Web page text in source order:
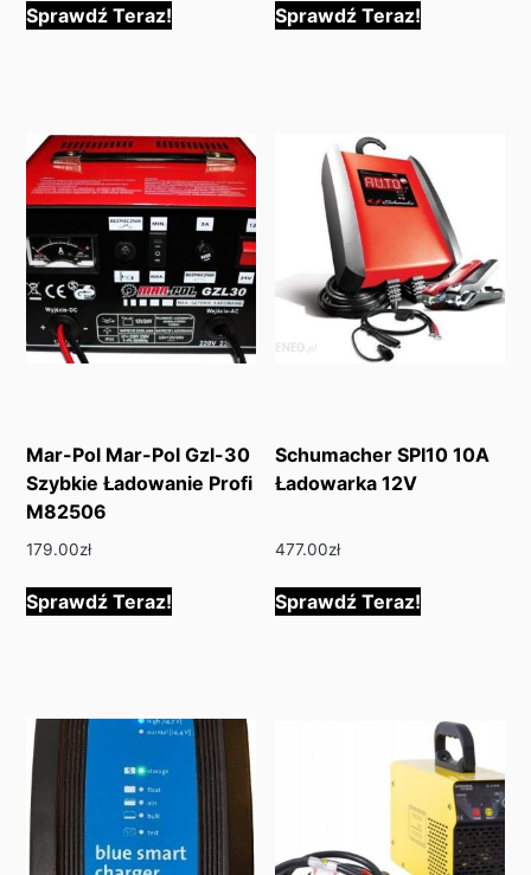
Sprawdź Teraz! Sprawdź Teraz!
Mar-Pol Mar-Pol Gzl-30
Szybkie Ładowanie Profi
M82506
179.00zł
Sprawdź Teraz!
Schumacher SPI10 10A
Ładowarka 12V
477.00zł
Sprawdź Teraz!